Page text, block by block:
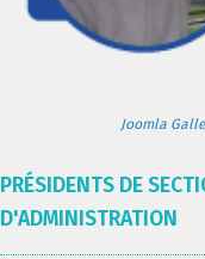
Joomla
PRÉSIDENTS DE
D'ADMINISTRATION